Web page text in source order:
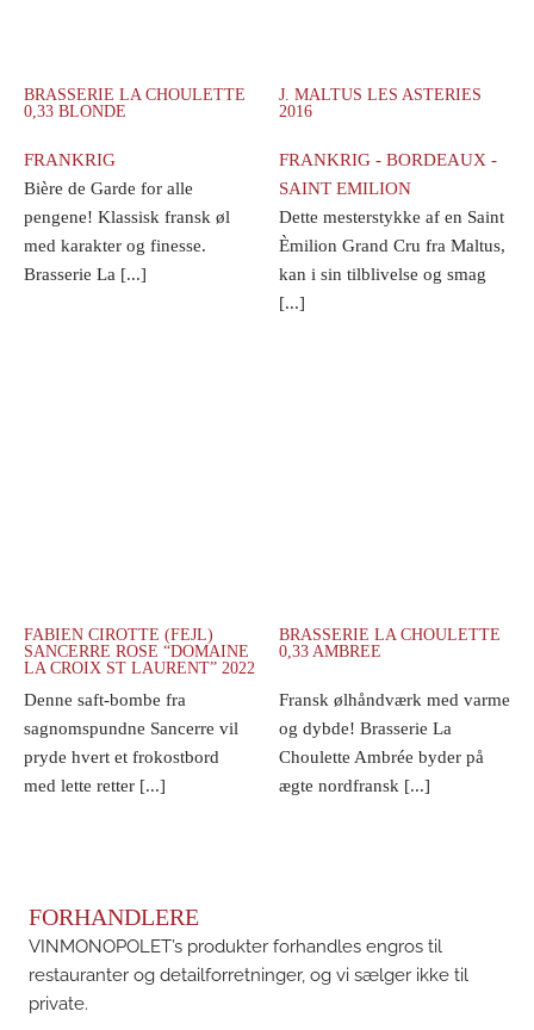
BRASSERIE LA CHOULETTE
0,33 BLONDE
FRANKRIG
Bière de Garde for alle
pengene! Klassisk fransk øl
med karakter og finesse.
Brasserie La [...]
J. MALTUS LES ASTERIES
2016
FRANKRIG - BORDEAUX -
SAINT EMILION
Dette mesterstykke af en Saint
Èmilion Grand Cru fra Maltus,
kan i sin tilblivelse og smag
[...]
FABIEN CIROTTE (FEJL)
SANCERRE ROSE “DOMAINE
LA CROIX ST LAURENT” 2022
Denne saft-bombe fra
sagnomspundne Sancerre vil
pryde hvert et frokostbord
med lette retter [...]
BRASSERIE LA CHOULETTE
0,33 AMBREE
Fransk ølhåndværk med varme
og dybde! Brasserie La
Choulette Ambrée byder på
ægte nordfransk [...]
FORHANDLERE
VINMONOPOLET’s produkter forhandles engros til
restauranter og detailforretninger, og vi sælger ikke til
private.